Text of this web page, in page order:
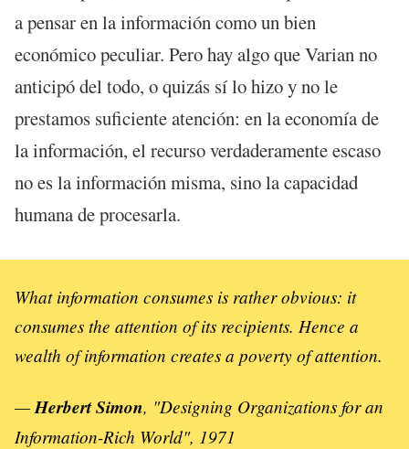
a pensar en la información como un bien
económico peculiar. Pero hay algo que Varian no
anticipó del todo, o quizás sí lo hizo y no le
prestamos suficiente atención: en la economía de
la información, el recurso verdaderamente escaso
no es la información misma, sino la capacidad
humana de procesarla.
What information consumes is rather obvious: it
consumes the attention of its recipients. Hence a
wealth of information creates a poverty of attention.
—Herbert Simon, "Designing Organizations for an
Information-Rich World", 1971